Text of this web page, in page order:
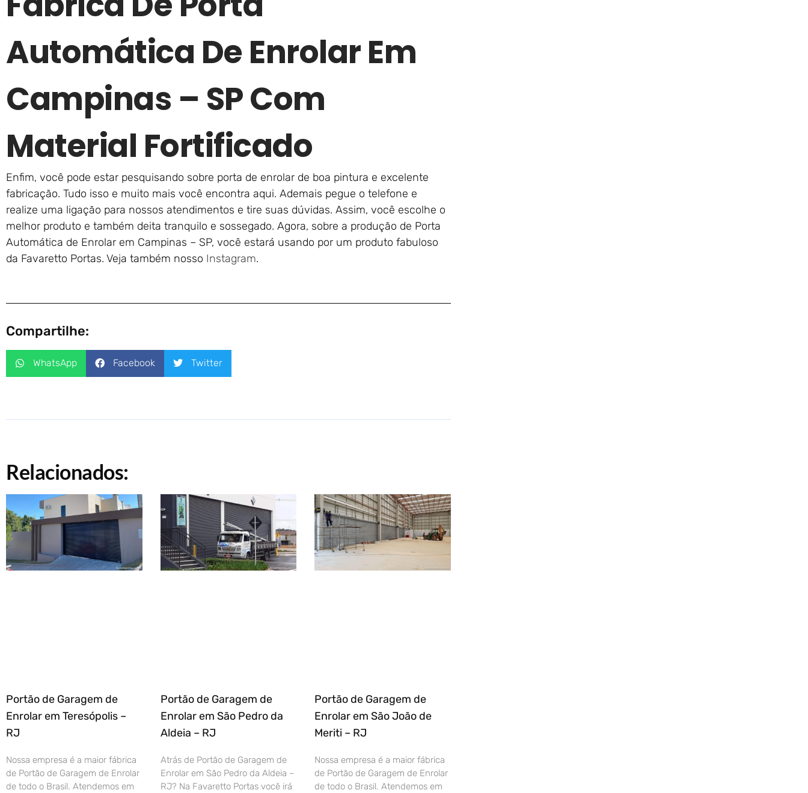
Automática De Enrolar Em
Campinas – SP Com
Material Fortificado
Enfim, você pode estar pesquisando sobre porta de enrolar de boa pintura e excelente
fabricação. Tudo isso e muito mais você encontra aqui. Ademais pegue o telefone e
realize uma ligação para nossos atendimentos e tire suas dúvidas. Assim, você escolhe o
melhor produto e também deita tranquilo e sossegado. Agora, sobre a produção de Porta
Automática de Enrolar em Campinas – SP, você estará usando por um produto fabuloso
da Favaretto Portas. Veja também nosso Instagram.
Compartilhe:
WhatsApp Facebook Twitter
Relacionados:
Portão de Garagem de
Enrolar em Teresópolis –
RJ
Nossa empresa é a maior fábrica
de Portão de Garagem de Enrolar
de todo o Brasil. Atendemos em
Portão de Garagem de
Enrolar em São Pedro da
Aldeia – RJ
Atrás de Portão de Garagem de
Enrolar em São Pedro da Aldeia –
RJ? Na Favaretto Portas você irá
Portão de Garagem de
Enrolar em São João de
Meriti – RJ
Nossa empresa é a maior fábrica
de Portão de Garagem de Enrolar
de todo o Brasil. Atendemos em